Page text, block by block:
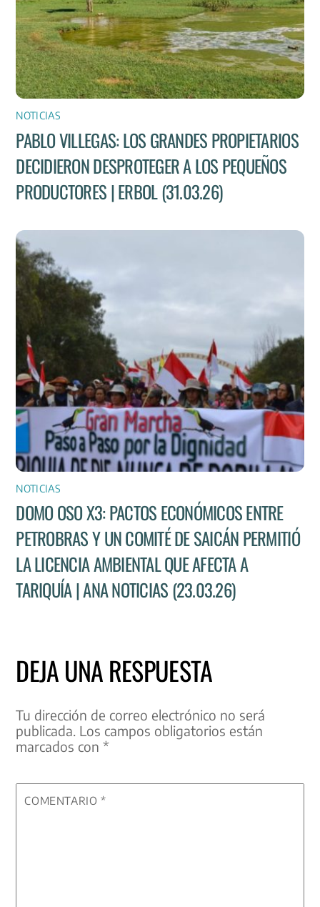
NOTICIAS
PABLO VILLEGAS: LOS GRANDES PROPIETARIOS
DECIDIERON DESPROTEGER A LOS PEQUEÑOS
PRODUCTORES | ERBOL (31.03.26)
NOTICIAS
DOMO OSO X3: PACTOS ECONÓMICOS ENTRE
PETROBRAS Y UN COMITÉ DE SAICÁN PERMITIÓ
LA LICENCIA AMBIENTAL QUE AFECTA A
TARIQUÍA | ANA NOTICIAS (23.03.26)
DEJA UNA RESPUESTA
Tu dirección de correo electrónico no será
publicada. Los campos obligatorios están
marcados con*
COMENTARIO*